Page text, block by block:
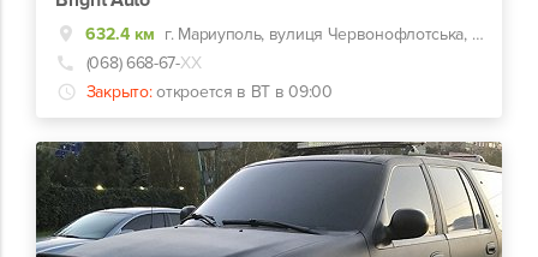
632.4 км
г. Мариуполь, вулиця Червонофлотська, 194
(068) 668-67-ХХ
Закрыто: откроется в ВТ в 09:00